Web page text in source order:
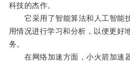
科技的杰作。
它采用了智能算法和人工智能
用情况进行学习和分析，以便更好
务。
在网络加速方面，小火箭加速